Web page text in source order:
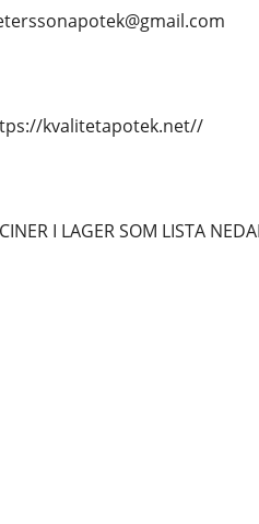
kvalitetapotek.net//
I LAGER SOM LISTA